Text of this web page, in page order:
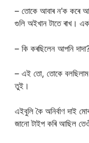
– তোকে আবাৰ ন’ক কৰে
গুলি অইখান টাতে ৰাখ।
– কি কৰছিলেন আপনি
– এই তো, তোকে বলছিলাম
তুই।
এইবুলি কৈ অনিৰ্বাণ দাই
জানো টাইপ কৰি আছিল